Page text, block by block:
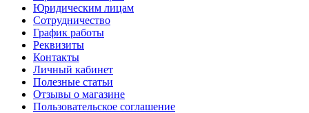
Юридическим лицам
Сотрудничество
График работы
Реквизиты
Контакты
Личный кабинет
Полезные статьи
Отзывы о магазине
Пользовательское соглашение